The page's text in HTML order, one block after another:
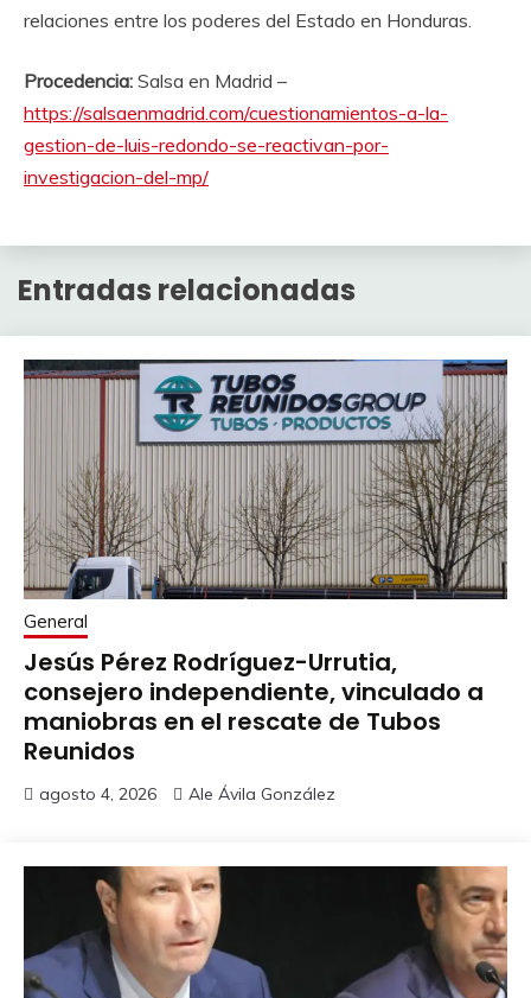
relaciones entre los poderes del Estado en Honduras.
Procedencia: Salsa en Madrid –
https://salsaenmadrid.com/cuestionamientos-a-la-
gestion-de-luis-redondo-se-reactivan-por-
investigacion-del-mp/
Entradas relacionadas
General
Jesús Pérez Rodríguez-Urrutia,
consejero independiente, vinculado a
maniobras en el rescate de Tubos
Reunidos
agosto 4, 2026 Ale Ávila González